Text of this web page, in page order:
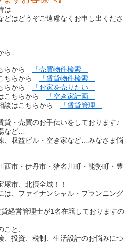
は
どはどうぞご遠慮なくお申し出くださ
ら ↓
らから
「売買物件検索」
ちらから
「賃貸物件検索」
らから
「お家を売りたい」
こちらから
「空き家計画」
談はこちらから
「賃貸管理」
貸・売買のお手伝いをしております♪
など…
、収益ビル・空き家など…みなさま悩
西市・伊丹市・猪名川町・能勢町・豊
塚市、北摂全域！！
は、ファイナンシャル・プランニング
経営管理士が1名在籍しておりますの
と、
、投資、税制、生活設計のお悩みにつ